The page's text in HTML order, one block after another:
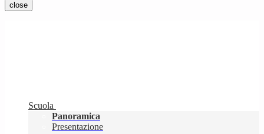
close
Scuola
Panoramica
Presentazione